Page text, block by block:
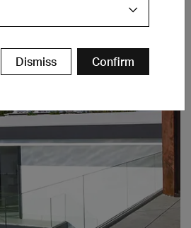
Dismiss Confirm